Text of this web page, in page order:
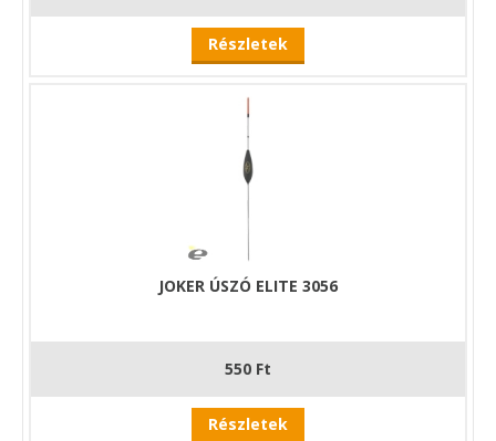
Részletek
JOKER ÚSZÓ ELITE 3056
550 Ft
Részletek